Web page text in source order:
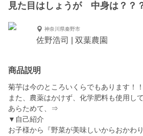
見た目はしょうが 中身は？
神奈川県秦野市
佐野浩司 | 双葉農園
商品説明
菊芋は今のところいくらでもあります！
また、農薬はかけず、化学肥料も使用し
あらためて、⇒
▼自己紹介
お子様から『野菜が美味しいからおかわ